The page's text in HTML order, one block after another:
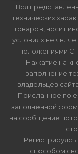
Вся
технических
товаров, носит
условиях не
положениями
Нажатие на
заполнение
владельцев
Присланное по
заполненной
на сообщение
способом